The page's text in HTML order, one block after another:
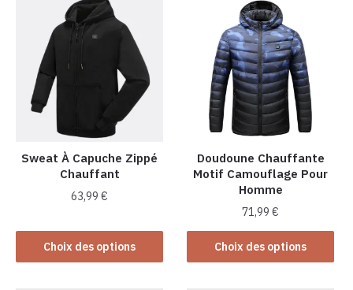
Sweat À Capuche Zippé
Chauffant
63,99€
Choix des options
produit
a
Doudoune Chauffante
Motif Camouflage Pour
Homme
71,99€
Choix des options
Ce
produit